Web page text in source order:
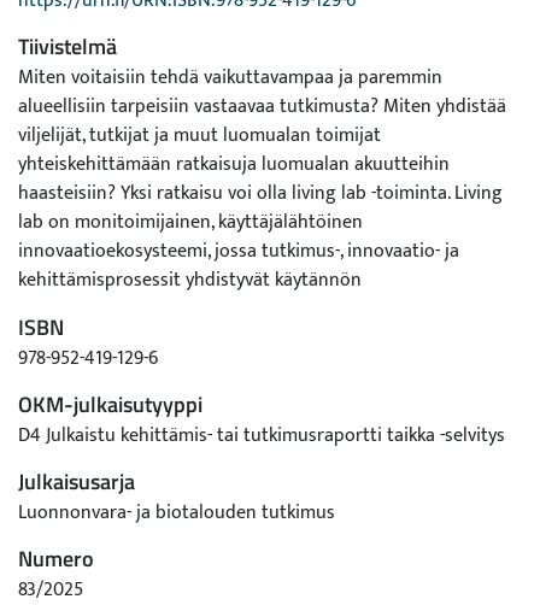
Tiivistelmä
Miten voitaisiin tehdä vaikuttavampaa ja paremmin
alueellisiin tarpeisiin vastaavaa tutkimusta? Miten yhdistää
viljelijät, tutkijat ja muut luomualan toimijat
yhteiskehittämään ratkaisuja luomualan akuutteihin
haasteisiin? Yksi ratkaisu voi olla living lab -toiminta. Living
lab on monitoimijainen, käyttäjälähtöinen
innovaatioekosysteemi, jossa tutkimus-, innovaatio- ja
kehittämisprosessit yhdistyvät käytännön
tutkimuksen tulosten tai innovaatioiden käyttäjät:
alkutuotannon tutkimuksessa viljelijät tai uuden
luomutuotteen kehittämisessä kuluttajat. Living labissa
käyttäjät ovat tasavertaisia toimijoita muiden toimijoiden
kanssa. Living labin tulee täyttää tietyt määritelmän
mukaiset reunaehdot, mutta niiden puitteissa toimintaa
voidaan muokata vapaasti käyttäjien tarpeiden mukaan.
rahoittamassa LuomuLL -hankkeessa selvitettiin
luomutuotantoa tukevan living lab -toiminnan
ISBN
978-952-419-129-6
OKM-julkaisutyyppi
D4 Julkaistu kehittämis- tai tutkimusraportti taikka -selvitys
Julkaisusarja
Luonnonvara- ja biotalouden tutkimus
Numero
83/2025